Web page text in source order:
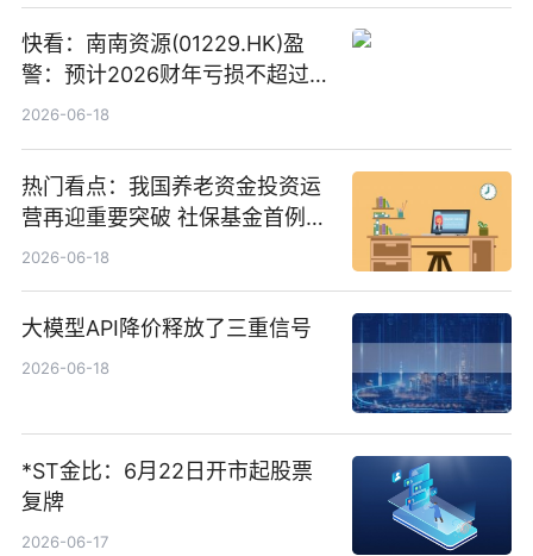
快看：南南资源(01229.HK)盈
警：预计2026财年亏损不超过
1000万港元
2026-06-18
热门看点：我国养老资金投资运
营再迎重要突破 社保基金首例期
货账户完成开立
2026-06-18
大模型API降价释放了三重信号
2026-06-18
*ST金比：6月22日开市起股票
复牌
2026-06-17